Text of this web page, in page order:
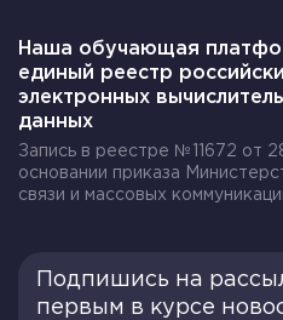
Грибообразный –
долговечный,
количеством
Наша обучающая
единый реестр
электронных
данных
Запись в реестре №11672 от
основании приказа
связи и массовых
Подпишись на
первым в курсе